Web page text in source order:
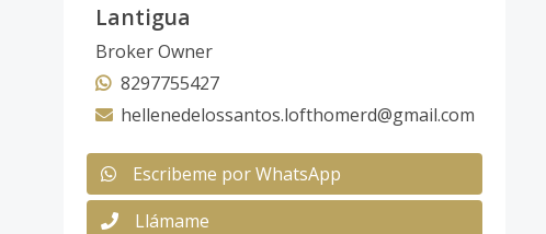
Lantigua
Broker Owner
8297755427
hellenedelossantos.lofthomerd@gmail.com
Escribeme por WhatsApp
Llámame